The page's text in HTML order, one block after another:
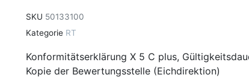
SKU 50133100
Kategorie RT
Konformitätserklärung X 5 C plus,
Kopie der Bewertungsstelle (Eichdirektion)